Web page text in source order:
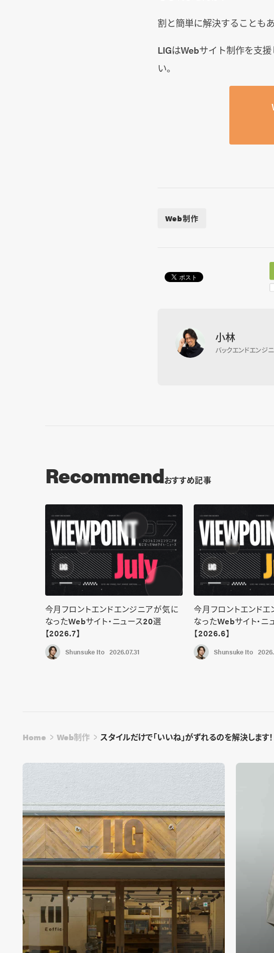
割と簡単に解決することも
LIGはWebサイト制作を支
い。
Web制作
小林
バックエンドエンジ
Recommendおすすめ記事
今月フロントエンドエンジニアが気に
なったWebサイト・ニュース20選
【2026.7】
Shunsuke Ito 2026.07.31
今月フロントエンド
なったWebサイト・ニ
【2026.6】
Shunsuke Ito
Home Web制作 スタイルだけで「いいね」がずれるのを解決します！